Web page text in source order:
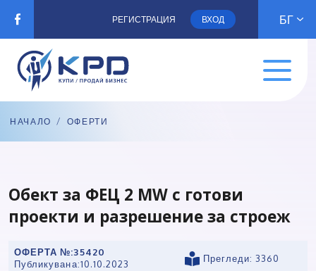
РЕГИСТРАЦИЯ ВХОД БГ
НАЧАЛО / ОФЕРТИ
Обект за ФЕЦ 2 MW с готови
проекти и разрешение за строеж
ОФЕРТА №:35420
Публикувана:10.10.2023
Прегледи: 3360